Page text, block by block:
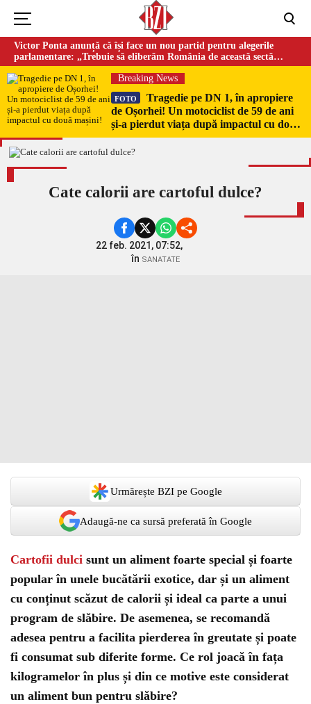
Victor Ponta anunță că își face un nou partid pentru alegerile
parlamentare: „Trebuie să eliberăm România de această sectă
globalistă”
Breaking News
FOTO
Tragedie pe DN 1, în apropiere
de Oșorhei! Un motociclist de 59 de ani
și-a pierdut viața după impactul cu două
mașini!
Cate calorii are cartoful dulce?
22 feb. 2021, 07:52,
în SANATATE
Urmărește BZI pe Google
Adaugă-ne ca sursă preferată în Google
Cartofii dulci sunt un aliment foarte special și foarte
popular în unele bucătării exotice, dar și un aliment
cu conținut scăzut de calorii și ideal ca parte a unui
program de slăbire. De asemenea, se recomandă
adesea pentru a facilita pierderea în greutate și poate
fi consumat sub diferite forme. Ce rol joacă în fața
kilogramelor în plus și din ce motive este considerat
un aliment bun pentru slăbire?